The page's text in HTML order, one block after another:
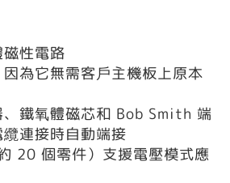
性電路
為它無需客戶主機板上原本
鐵氧體磁芯和 Bob Smith 端
連接時自動端接
20 個零件）支援電壓模式應